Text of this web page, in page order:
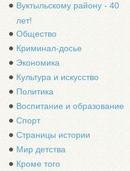
Вуктыльскому району - 40
лет!
Общество
Криминал-досье
Экономика
Культура и искусство
Политика
Воспитание и образование
Спорт
Страницы истории
Мир детства
Кроме того